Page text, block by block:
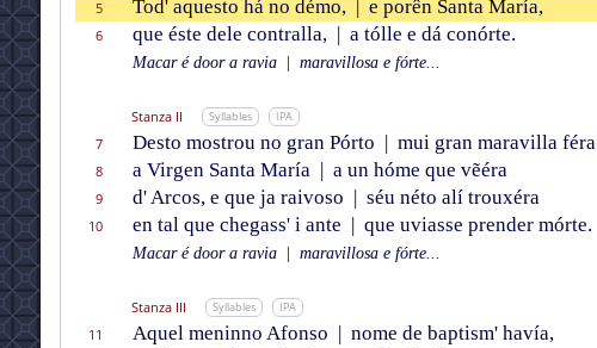
5
Tod' aquesto há no démo, | e porên Santa María,
6
que éste dele contralla, | a tólle e dá conórte.
Macar é door a ravia
maravillosa e fórte...
Stanza II Syllables IPA
7 Desto mostrou no gran Pórto | mui gran maravilla féra
8
a Virgen Santa María | a un hóme que vẽéra
9
d' Arcos, e que ja raivoso | séu néto alí trouxéra
10
en tal que chegass' i ante | que uviasse prender mórte.
Macar é door a ravia
maravillosa e fórte...
Stanza III Syllables IPA
11 Aquel meninno Afonso | nome de baptism' havía,